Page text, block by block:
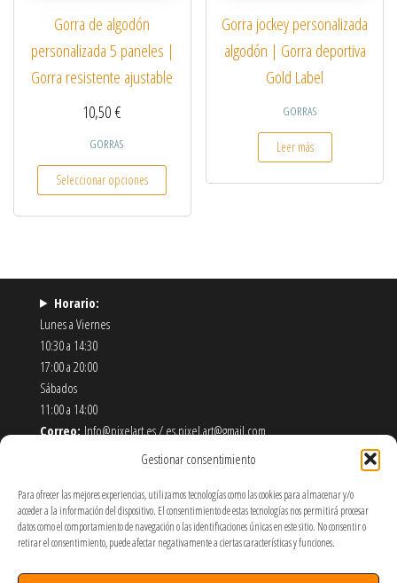
Gestionar consentimiento
Para ofrecer las mejores experiencias, utilizamos tecnologías como las cookies para almacenar y/o
acceder a la información del dispositivo. El consentimiento de estas tecnologías nos permitirá procesar
datos como el comportamiento de navegación o las identificaciones únicas en este sitio. No consentir o
retirar el consentimiento, puede afectar negativamente a ciertas características y funciones.
Gorra de algodón
personalizada 5 paneles |
Gorra resistente ajustable
10,50€
GORRAS
Seleccionar opciones
Este producto tiene múltiples variantes. Las
Gorra jockey personalizada
algodón | Gorra deportiva
Gold Label
GORRAS
Leer más
Horario:
Lunes a Viernes
10:30 a 14:30
17:00 a 20:00
Sábados
11:00 a 14:00
Correo: Info@pixelart.es / es.pixel.art@gmail.com
910 56 55 72
Móstoles-Madrid
Política de Envíos y Devoluciones